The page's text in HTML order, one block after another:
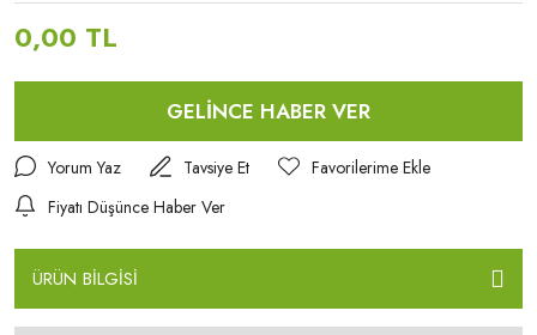
0,00 TL
GELİNCE HABER VER
Yorum Yaz
Tavsiye Et
Fiyatı Düşünce Haber Ver
ÜRÜN BİLGİSİ